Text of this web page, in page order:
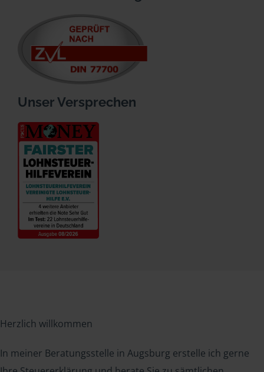
Unser Versprechen
Herzlich willkommen
In meiner Beratungsstelle in Augsburg erstelle ich gerne